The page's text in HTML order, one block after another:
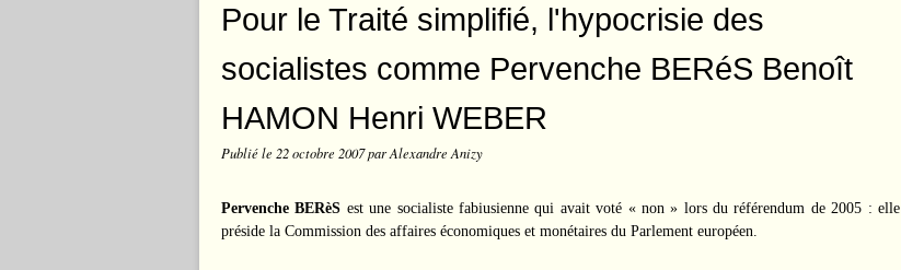
Pour le Traité simplifié, l'hypocrisie des
socialistes comme Pervenche BERéS Benoît
HAMON Henri WEBER
Publié le 22 octobre 2007par Alexandre Anizy
Pervenche BERèS est une socialiste fabiusienne qui avait voté « non » lors du référendum de 2005 : elle
préside la Commission des affaires économiques et monétaires du Parlement européen.